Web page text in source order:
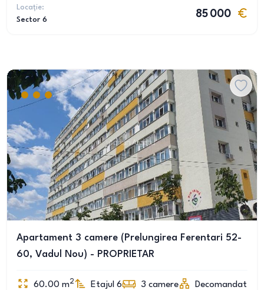
Locație:
Sector 6
85 000
Apartament 3 camere (Prelungirea Ferentari 52-
60, Vadul Nou) - PROPRIETAR
60.00 m2 Etajul 6 3 camere Decomandat